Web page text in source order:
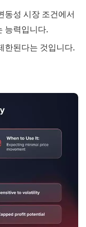
동성 시장 조건에서
능력입니다.
한된다는 것입니다.